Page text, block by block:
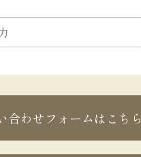
合わせフォームはこちら